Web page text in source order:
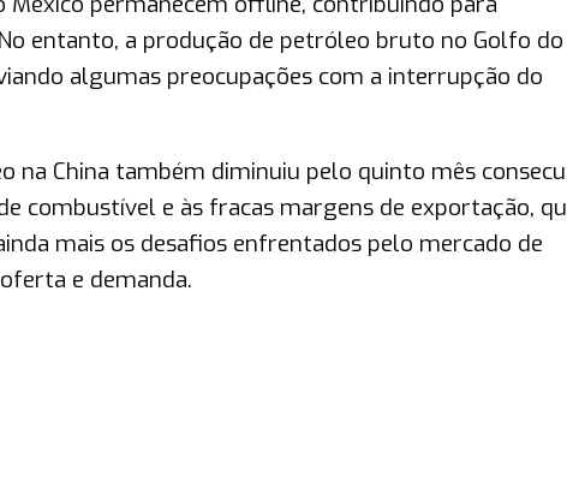
entanto, a produção de petróleo bruto no Golfo do
algumas preocupações com a interrupção do
na China também diminuiu pelo quinto mês
combustível e às fracas margens de exportação,
mais os desafios enfrentados pelo mercado de
e demanda.